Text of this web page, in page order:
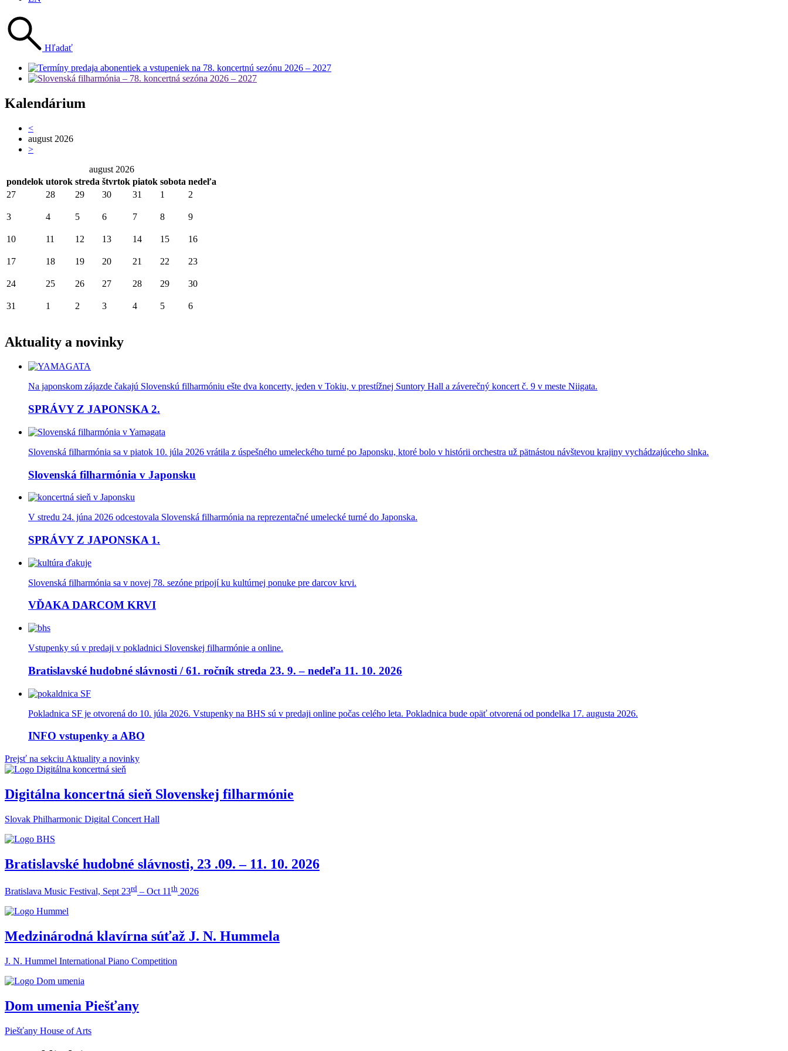
Hľadať
Kalendárium
<
august 2026
>
august 2026
pondelok utorok streda štvrtok piatok sobota nedeľa
27
28 29 30 31 1 2
3 4 5 6 7 8 9
10 11 12 13 14 15 16
17 18 19 20 21 22 23
24 25 26 27 28 29 30
31 1 2 3 4 5 6
Aktuality a novinky
Na japonskom zájazde čakajú Slovenskú filharmóniu ešte dva koncerty, jeden v Tokiu, v prestížnej Suntory Hall a záverečný koncert č. 9 v meste Niigata.
SPRÁVY Z JAPONSKA 2.
Slovenská filharmónia sa v piatok 10. júla 2026 vrátila z úspešného umeleckého turné po Japonsku, ktoré bolo v histórii orchestra už pätnástou návštevou krajiny vychádzajúceho slnka.
Slovenská filharmónia v Japonsku
V stredu 24. júna 2026 odcestovala Slovenská filharmónia na reprezentačné umelecké turné do Japonska.
SPRÁVY Z JAPONSKA 1.
Slovenská filharmónia sa v novej 78. sezóne pripojí ku kultúrnej ponuke pre darcov krvi.
VĎAKA DARCOM KRVI
Vstupenky sú v predaji v pokladnici Slovenskej filharmónie a online.
Bratislavské hudobné slávnosti / 61. ročník streda 23. 9. – nedeľa 11. 10. 2026
Pokladnica SF je otvorená do 10. júla 2026. Vstupenky na BHS sú v predaji online počas celého leta. Pokladnica bude opäť otvorená od pondelka 17. augusta 2026.
INFO vstupenky a ABO
Prejsť na sekciu Aktuality a novinky
Digitálna koncertná sieň Slovenskej filharmónie
Slovak Philharmonic Digital Concert Hall
Bratislavské hudobné slávnosti, 23 .09. – 11. 10. 2026
Bratislava Music Festival, Sept 23rd – Oct 11 th 2026
Medzinárodná klavírna súťaž J. N. Hummela
J. N. Hummel International Piano Competition
Dom umenia Piešťany
Piešťany House of Arts